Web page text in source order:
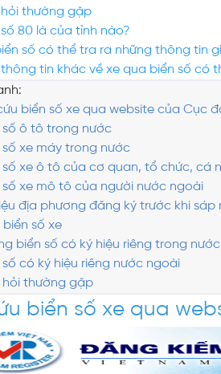
thường gặp
số 80 là của tỉnh nào?
số có thể tra ra những thông tin
tin khác về xe qua biển số có
biển số xe qua website của Cục
số ô tô trong nước
số xe máy trong nước
số xe ô tô của cơ quan, tổ chức, cá
số xe mô tô của người nước ngoài
địa phương đăng ký trước khi sáp
biển số xe
biển số có ký hiệu riêng trong nước
số có ký hiệu riêng nước ngoài
hỏi thường gặp
biển số xe qua